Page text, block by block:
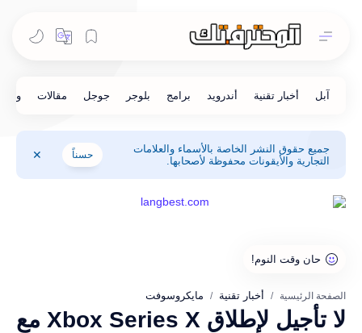
جميع حقوق النشر الخاصة بالأسماء والعلامات
التجارية والأيقونات محفوظة لأصحابها.
حسناً
الصفحة الرئيسية أخبار تقنية مايكروسوفت
لا تأجيل لإطلاق Xbox Series X مع